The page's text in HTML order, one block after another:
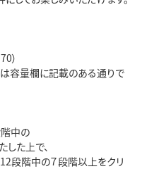
）
容量欄に記載のある通りで
中の
た上で、
段階中の７段階以上をクリ